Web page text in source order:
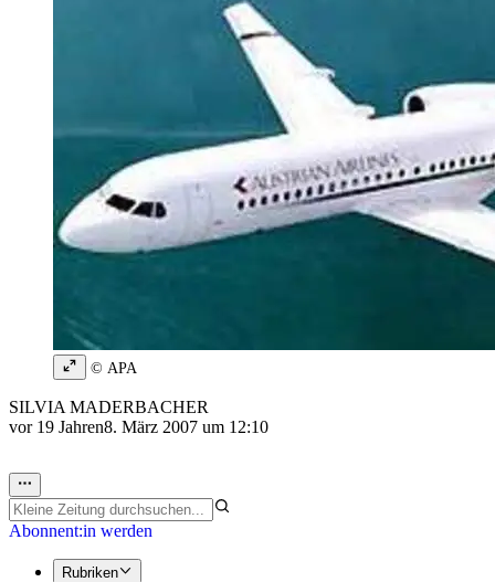
© APA
SILVIA MADERBACHER
vor 19 Jahren8. März 2007 um 12:10
Abonnent:in werden
Rubriken